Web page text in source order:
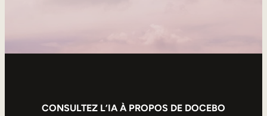
CONSULTEZ L’IA À PROPOS DE DOCEBO